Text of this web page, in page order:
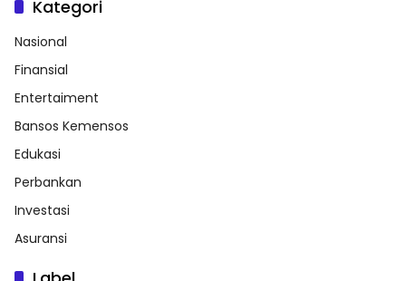
Kategori
Nasional
Finansial
Entertaiment
Bansos Kemensos
Edukasi
Perbankan
Investasi
Asuransi